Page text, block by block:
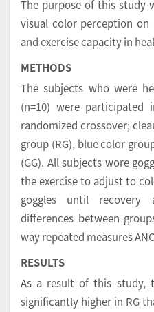
The purpose of this study
visual color perception
and exercise capacity in
METHODS
The subjects who were
(n=10) were
randomized crossover;
group (RG), blue color
(GG). All subjects wore
the exercise to adjust to
goggles until recovery
differences between
way repeated measures
RESULTS
As a result of this study,
significantly higher in RG